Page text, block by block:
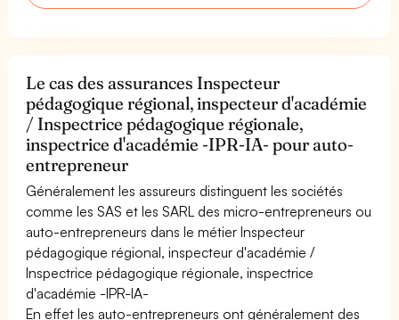
Le cas des assurances Inspecteur
pédagogique régional, inspecteur d'académie
/ Inspectrice pédagogique régionale,
inspectrice d'académie -IPR-IA- pour auto-
entrepreneur
Généralement les assureurs distinguent les sociétés
comme les SAS et les SARL des micro-entrepreneurs ou
auto-entrepreneurs dans le métier Inspecteur
pédagogique régional, inspecteur d'académie /
Inspectrice pédagogique régionale, inspectrice
d'académie -IPR-IA-
En effet les auto-entrepreneurs ont généralement des